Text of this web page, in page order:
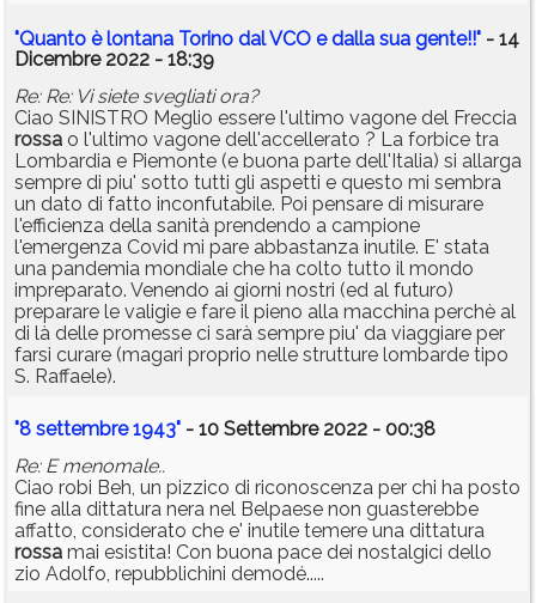
"Quanto è lontana Torino dal VCO e dalla sua gente!!" - 14
Dicembre 2022 - 18:39
Re: Re: Vi siete svegliati ora?
Ciao SINISTRO Meglio essere l'ultimo vagone del Freccia
rossa o l'ultimo vagone dell'accellerato ? La forbice tra
Lombardia e Piemonte (e buona parte dell'Italia) si allarga
sempre di piu' sotto tutti gli aspetti e questo mi sembra
un dato di fatto inconfutabile. Poi pensare di misurare
l'efficienza della sanità prendendo a campione
l'emergenza Covid mi pare abbastanza inutile. E' stata
una pandemia mondiale che ha colto tutto il mondo
impreparato. Venendo ai giorni nostri (ed al futuro)
preparare le valigie e fare il pieno alla macchina perchè al
di là delle promesse ci sarà sempre piu' da viaggiare per
farsi curare (magari proprio nelle strutture lombarde tipo
S. Raffaele).
"8 settembre 1943" - 10 Settembre 2022 - 00:38
Re: E menomale..
Ciao robi Beh, un pizzico di riconoscenza per chi ha posto
fine alla dittatura nera nel Belpaese non guasterebbe
affatto, considerato che e' inutile temere una dittatura
rossa mai esistita! Con buona pace dei nostalgici dello
zio Adolfo, repubblichini demodé.....